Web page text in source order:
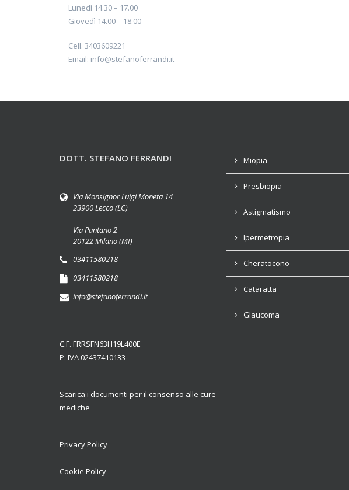
Lunedì 14.30 – 17.00
Giovedì 14.00 – 18.00
Cell. 3403609221
Email: info@stefanoferrandi.it
DOTT. STEFANO FERRANDI
Via Monsignor Luigi Moneta 14
23900 Lecco (LC)
Via Pantano 2
20122 Milano (MI)
03411580218
03411580218
info@stefanoferrandi.it
C.F. FRRSFN63H19L400E
P. IVA 02437410133
Scarica i documenti per il consenso alle cure
mediche
Privacy Policy
Cookie Policy
Miopia
Presbiopia
Astigmatismo
Ipermetropia
Cheratocono
Cataratta
Glaucoma